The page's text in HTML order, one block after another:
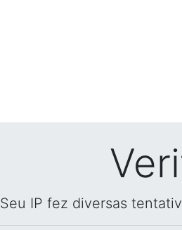
Seu IP fez diversas